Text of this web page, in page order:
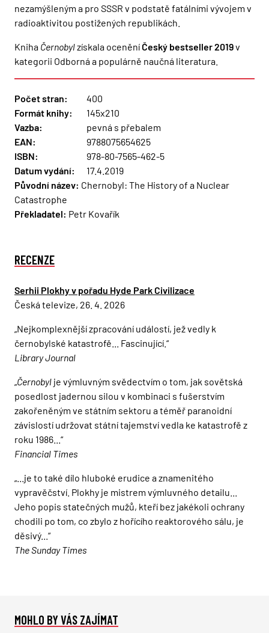
nezamýšleným a pro SSSR v podstatě fatálními vývojem v
radioaktivitou postižených republikách.
Kniha Černobylzískala oceněníČeský bestseller 2019v
kategorii Odborná a populárně naučná literatura.
Počet stran:
400
Formát knihy:
145x210
Vazba:
pevná s přebalem
EAN:
9788075654625
ISBN:
978-80-7565-462-5
Datum vydání:
17.4.2019
Původní název: Chernobyl: The History of a Nuclear
Catastrophe
Překladatel: Petr Kovařík
RECENZE
Serhii Plokhy v pořadu Hyde Park Civilizace
Česká televize, 26. 4. 2026
„Nejkomplexnější zpracování událostí, jež vedly k
černobylské katastrofě... Fascinující.“
Library Journal
„Černobyl je výmluvným svědectvím o tom, jak sovětská
posedlost jadernou silou v kombinaci s fušerstvím
zakořeněným ve státním sektoru a téměř paranoidní
závislostí udržovat státní tajemství vedla ke katastrofě z
roku 1986...“
Financial Times
„...je to také dílo hluboké erudice a znamenitého
vypravěčství. Plokhy je mistrem výmluvného detailu...
Jeho popis statečných mužů, kteří bez jakékoli ochrany
chodili po tom, co zbylo z hořícího reaktorového sálu, je
děsivý...“
The Sunday Times
MOHLO BY VÁS ZAJÍMAT